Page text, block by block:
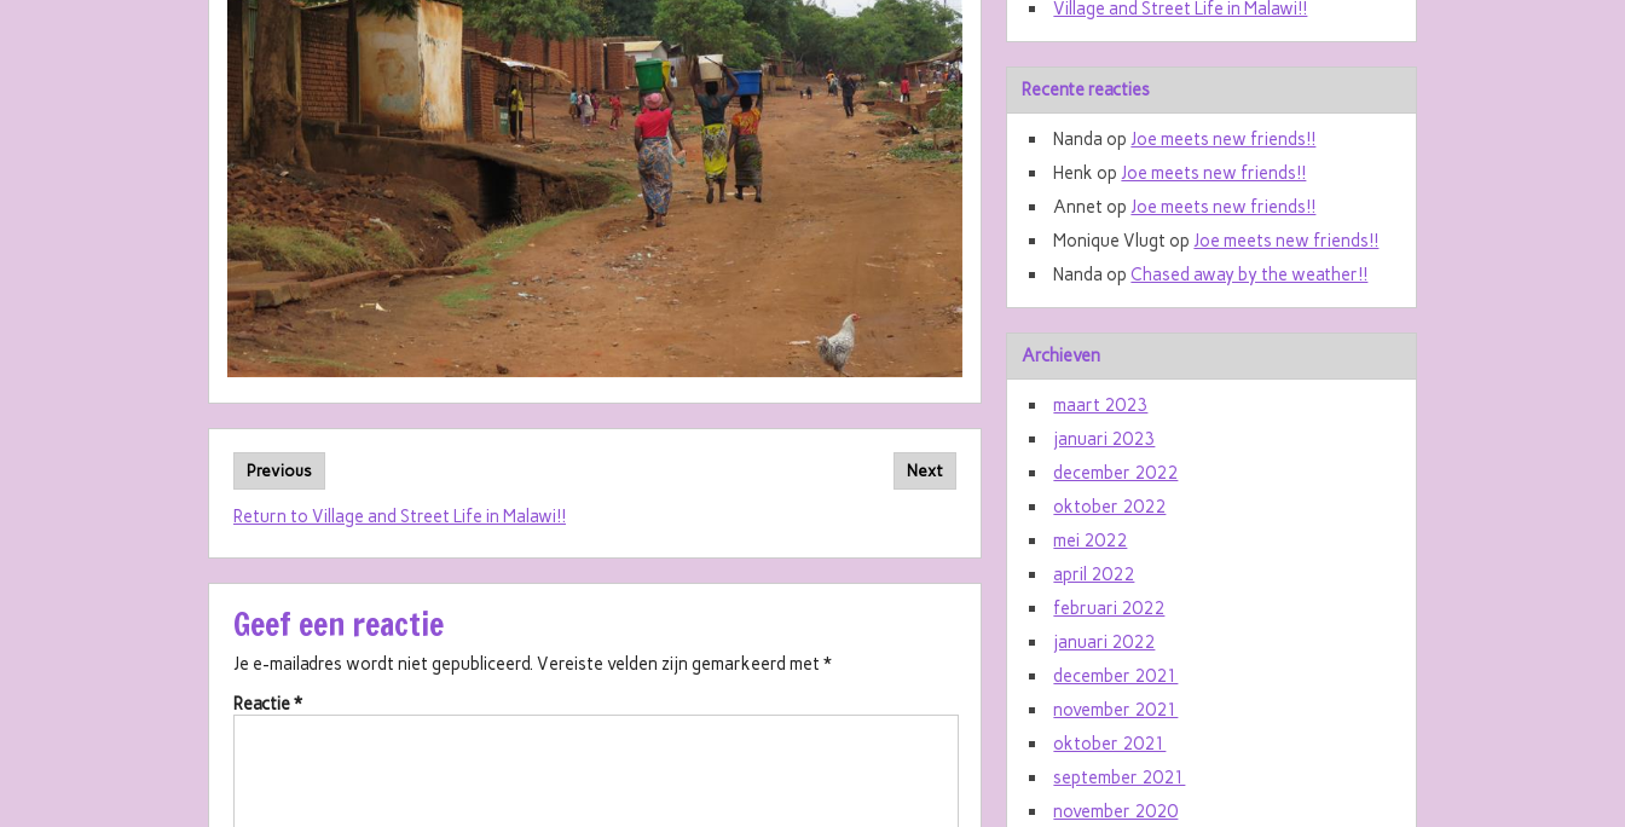
Previous Next
Return to Village and Street Life in Malawi!!
Geef een reactie
Je e-mailadres wordt niet gepubliceerd. Vereiste velden zijn gemarkeerd met *
Reactie*
Village and Street Life in Malawi!!
Recente reacties
Nanda opJoe meets new friends!!
Henk opJoe meets new friends!!
Annet opJoe meets new friends!!
Monique Vlugt opJoe meets new friends!!
Nanda opChased away by the weather!!
Archieven
maart 2023
januari 2023
december 2022
oktober 2022
mei 2022
april 2022
februari 2022
januari 2022
december 2021
november 2021
oktober 2021
september 2021
november 2020